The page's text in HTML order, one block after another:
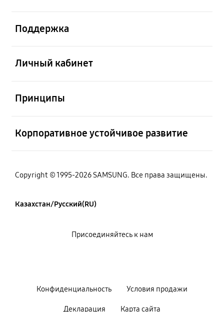
Поддержка
Личный кабинет
Принципы
Корпоративное устойчивое развитие
Copyright © 1995-2026 SAMSUNG. Все права защищены.
Казахстан/Русский(RU)
Конфиденциальность Условия продажи
Декларация Карта сайта
Присоединяйтесь к нам